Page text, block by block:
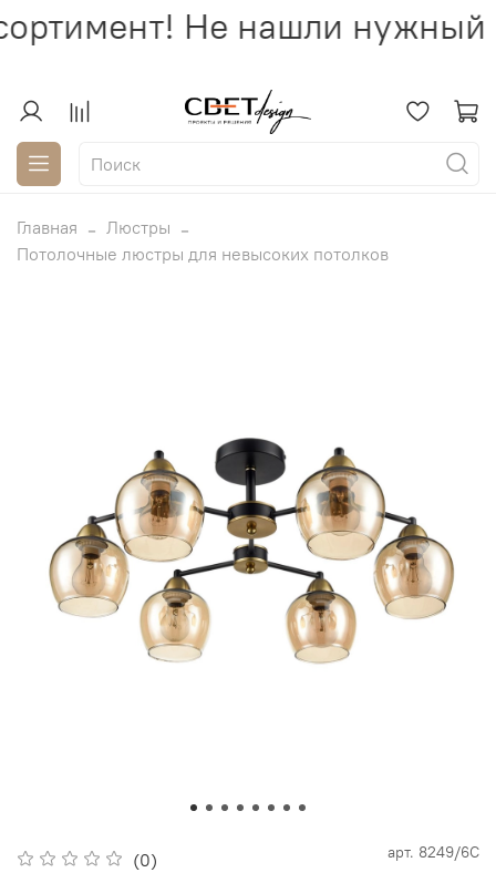
Не нашли нужный
Главная
Люстры
Потолочные люстры для невысоких потолков
(0) арт. 8249/6C